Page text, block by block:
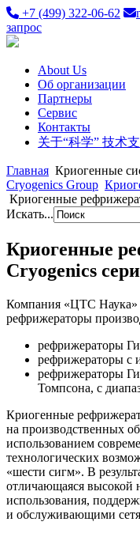
+7 (499) 322-06-62
запрос
About Us
Об организации
Партнеры
Сервис
Контакты
关于“科学” 技术
Главная Криогенные
Cryogenics Group
Криогенные
Искать...
Криогенные
Cryogenics
Компания «ЦТС Наука»
рефрижераторы
рефрижераторы
рефрижераторы с
рефрижераторы
Томпсона, с
Криогенные
на производственных
использованием
технологических
«шести сигм». В
отличающаяся высокой
использования,
и обслуживающими